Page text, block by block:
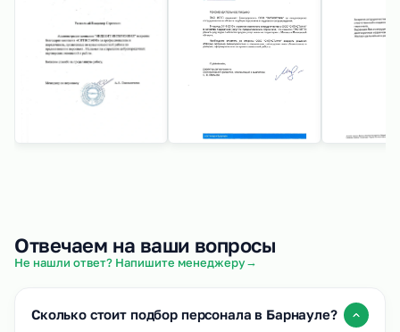
Отвечаем на ваши вопросы
Не нашли ответ? Напишите менеджеру→
Сколько стоит подбор персонала в Барнауле?